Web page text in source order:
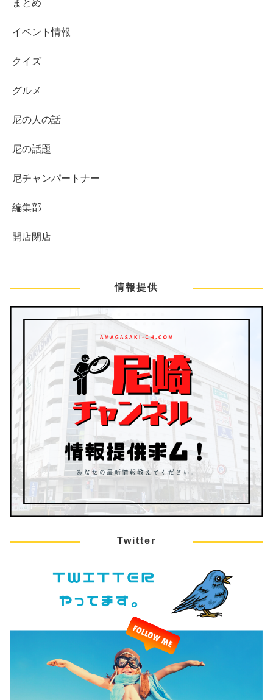
まとめ
イベント情報
クイズ
グルメ
尼の人の話
尼の話題
尼チャンパートナー
編集部
開店閉店
情報提供
Twitter